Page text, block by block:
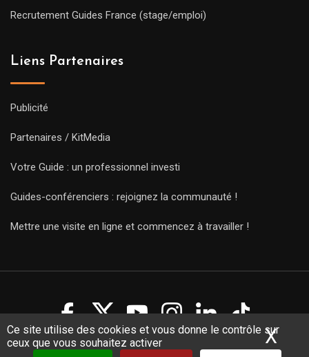
Ce site utilise des cookies et vous donne le contrôle sur
ceux que vous souhaitez activer
X
Recrutement Guides France (stage/emploi)
Liens Partenaires
Publicité
Partenaires / KitMedia
Votre Guide : un professionnel investi
Guides-conférenciers : rejoignez la communauté !
Mettre une visite en ligne et commencez à travailler !
Copyright Guides 2021. Tous droits réservés.
Développement